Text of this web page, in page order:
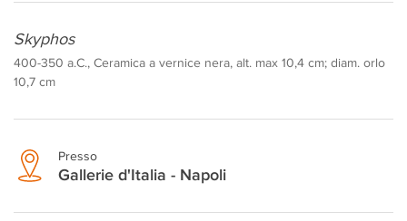
Skyphos
400-350 a.C., Ceramica a vernice nera, alt. max 10,4 cm; diam. orlo
10,7 cm
Presso
Gallerie d'Italia - Napoli